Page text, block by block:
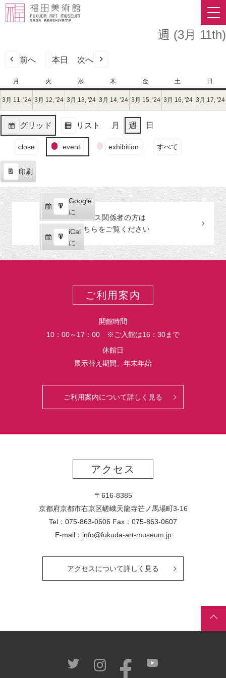
週 (3月 11th)
前へ 本日 次へ
月
曜
日
火
曜
日
水
曜
日
木
曜
日
金
曜
日
土
曜
日
日
曜
日
3月 11, '242024
年
月
日
（月）
3月 12, '242024
年
月
12
日
（火）
3月 13, '242024
年
月
日
3月 14, '242024
年
3
月
日
3月 15, '242024
年
日
3月 16, '242024
年
3月 17, '24
グリッド
表
リスト
表
月 週 日
ン
の
カ
テ
ゴ
close event exhibition すべて
印刷
示
Google
で
購
読
iCal
で
購
読
Google
に
エ
ク
ス
ポ
iCal
に
エ
ク
プレス関係者の方は
こちらをご覧ください
ご利用案内
開館時間
10：00～17：00 ※ご入館は16：30まで
休館日
展示替え期間、年末年始
ご利用案内について詳しく見る
アクセス
〒616-8385
京都府京都市右京区嵯峨天龍寺芒ノ馬場町3-16
Tel：075-863-0606 Fax：075-863-0607
E-mail： info@fukuda-art-museum.jp
アクセスについて詳しく見る